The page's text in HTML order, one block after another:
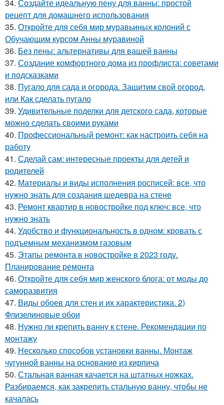
34. Создайте идеальную пену для ванны: простой
рецепт для домашнего использования
35. Откройте для себя мир муравьиных колоний с
Обучающим курсом Анны муравиной
36. Без пены: альтернативы для вашей ванны
37. Создание комфортного дома из профлиста: советами
и подсказками
38. Пугало для сада и огорода. Защитим свой огород,
или Как сделать пугало
39. Удивительные поделки для детского сада, которые
можно сделать своими руками
40. Профессиональный ремонт: как настроить себя на
работу
41. Сделай сам: интересные проекты для детей и
родителей
42. Материалы и виды исполнения росписей: все, что
нужно знать для создания шедевра на стене
43. Ремонт квартир в новостройке под ключ: все, что
нужно знать
44. Удобство и функциональность в одном: кровать с
подъемным механизмом газовым
45. Этапы ремонта в новостройке в 2023 году.
Планирование ремонта
46. Откройте для себя мир женского блога: от моды до
саморазвития
47. Виды обоев для стен и их характеристика. 2)
Флизелиновые обои
48. Нужно ли крепить ванну к стене. Рекомендации по
монтажу
49. Несколько способов установки ванны. Монтаж
чугунной ванны на основание из кирпича
50. Стальная ванная качается на штатных ножках.
Разбираемся, как закрепить стальную ванну, чтобы не
качалась